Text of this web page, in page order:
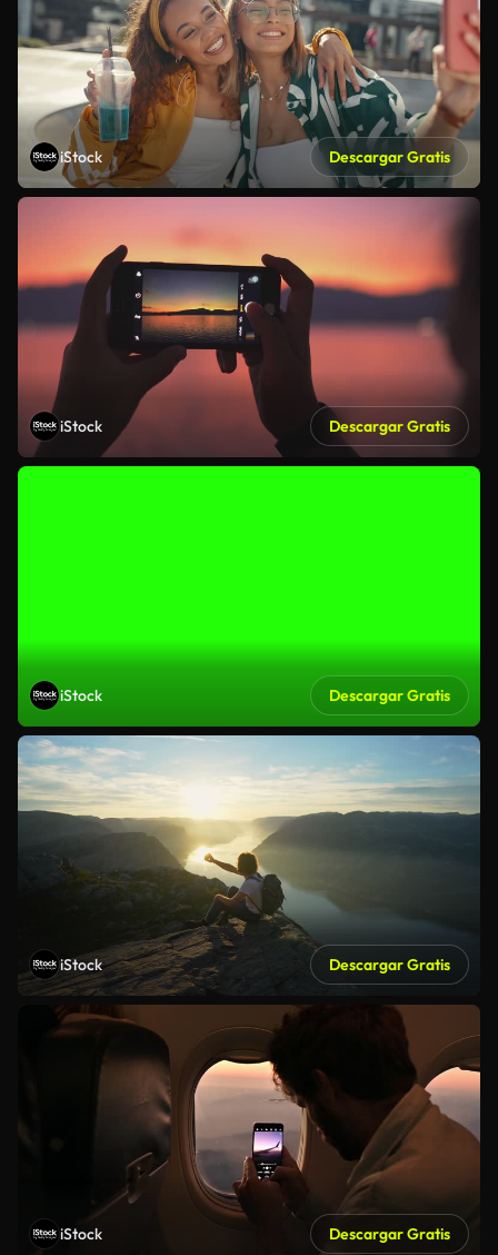
iStock Descargar Gratis
iStock Descargar Gratis
iStock Descargar Gratis
iStock Descargar Gratis
iStock Descargar Gratis